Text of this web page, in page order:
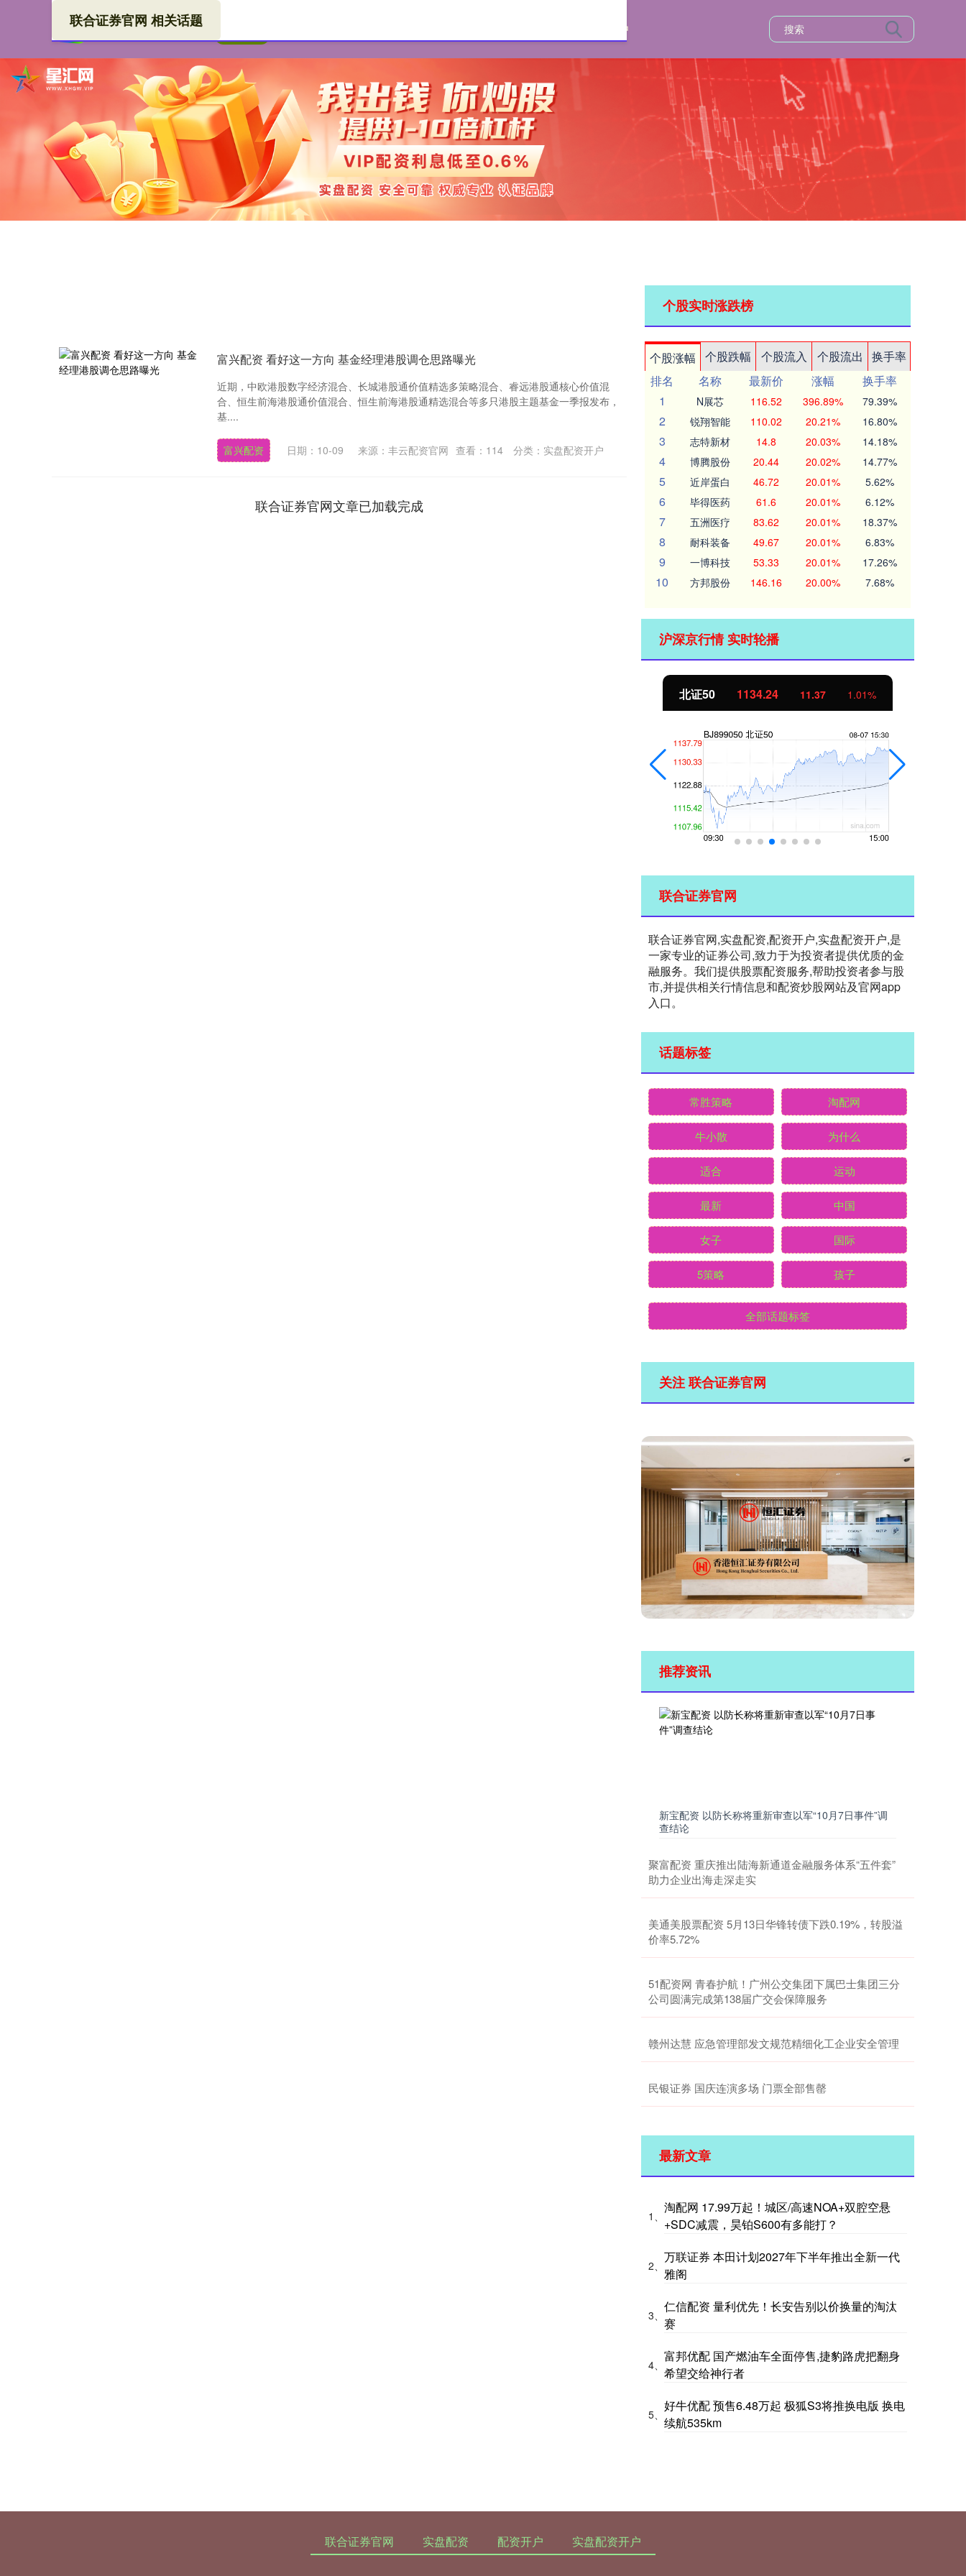
实盘配资开户
联合证券官网 相关话题
富兴配资 看好这一方向 基金经理港股调仓思路曝光
近期，中欧港股数字经济混合、长城港股通价值精选多策略混合、睿远港股通核心价值混
合、恒生前海港股通价值混合、恒生前海港股通精选混合等多只港股主题基金一季报发布，
基....
富兴配资 日期：10-09 来源：丰云配资官网 查看： 114 分类： 实盘配资开户
联合证券官网文章已加载完成
个股实时涨跌榜
个股涨幅 个股跌幅 个股流入 个股流出
换手率
排名
名称 最新价 涨幅
换手率
1
N展芯 116.52 396.89% 79.39%
2 锐翔智能 110.02 20.21% 16.80%
3 志特新材 14.8 20.03% 14.18%
4 博腾股份 20.44 20.02% 14.77%
5 近岸蛋白 46.72 20.01% 5.62%
6 毕得医药 61.6 20.01% 6.12%
7 五洲医疗 83.62 20.01% 18.37%
8 耐科装备 49.67 20.01% 6.83%
9 一博科技 53.33 20.01% 17.26%
10 方邦股份 146.16 20.00% 7.68%
沪深京行情 实时轮播
北证50 1134.24 11.37 1.01%
联合证券官网
联合证券官网,实盘配资,配资开户,实盘配资开户,是
一家专业的证券公司,致力于为投资者提供优质的金
融服务。我们提供股票配资服务,帮助投资者参与股
市,并提供相关行情信息和配资炒股网站及官网app
入口。
话题标签
常胜策略 淘配网
牛小散 为什么
适合 运动
最新 中国
女子 国际
5策略 孩子
全部话题标签
关注 联合证券官网
推荐资讯
新宝配资 以防长称将重新审查以军“10月7日事件”调
查结论
聚富配资 重庆推出陆海新通道金融服务体系“五件套”
助力企业出海走深走实
美通美股票配资 5月13日华锋转债下跌0.19%，转股溢
价率5.72%
51配资网 青春护航！广州公交集团下属巴士集团三分
公司圆满完成第138届广交会保障服务
赣州达慧 应急管理部发文规范精细化工企业安全管理
民银证券 国庆连演多场 门票全部售罄
最新文章
1、
淘配网 17.99万起！城区/高速NOA+双腔空悬
+SDC减震，昊铂S600有多能打？
2、
万联证券 本田计划2027年下半年推出全新一代
雅阁
3、
仁信配资 量利优先！长安告别以价换量的淘汰
赛
4、
富邦优配 国产燃油车全面停售,捷豹路虎把翻身
希望交给神行者
5、
好牛优配 预售6.48万起 极狐S3将推换电版 换电
续航535km
联合证券官网 实盘配资 配资开户 实盘配资开户